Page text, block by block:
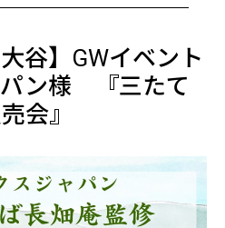
谷】GWイベント
パン様 『三たて
会』